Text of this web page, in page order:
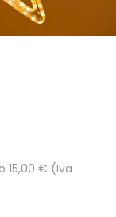
15,00 € (Iva